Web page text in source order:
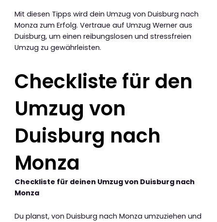
Mit diesen Tipps wird dein Umzug von Duisburg nach
Monza zum Erfolg. Vertraue auf Umzug Werner aus
Duisburg, um einen reibungslosen und stressfreien
Umzug zu gewährleisten.
Checkliste für den
Umzug von
Duisburg nach
Monza
Checkliste für deinen Umzug von Duisburg nach
Monza
Du planst, von Duisburg nach Monza umzuziehen und